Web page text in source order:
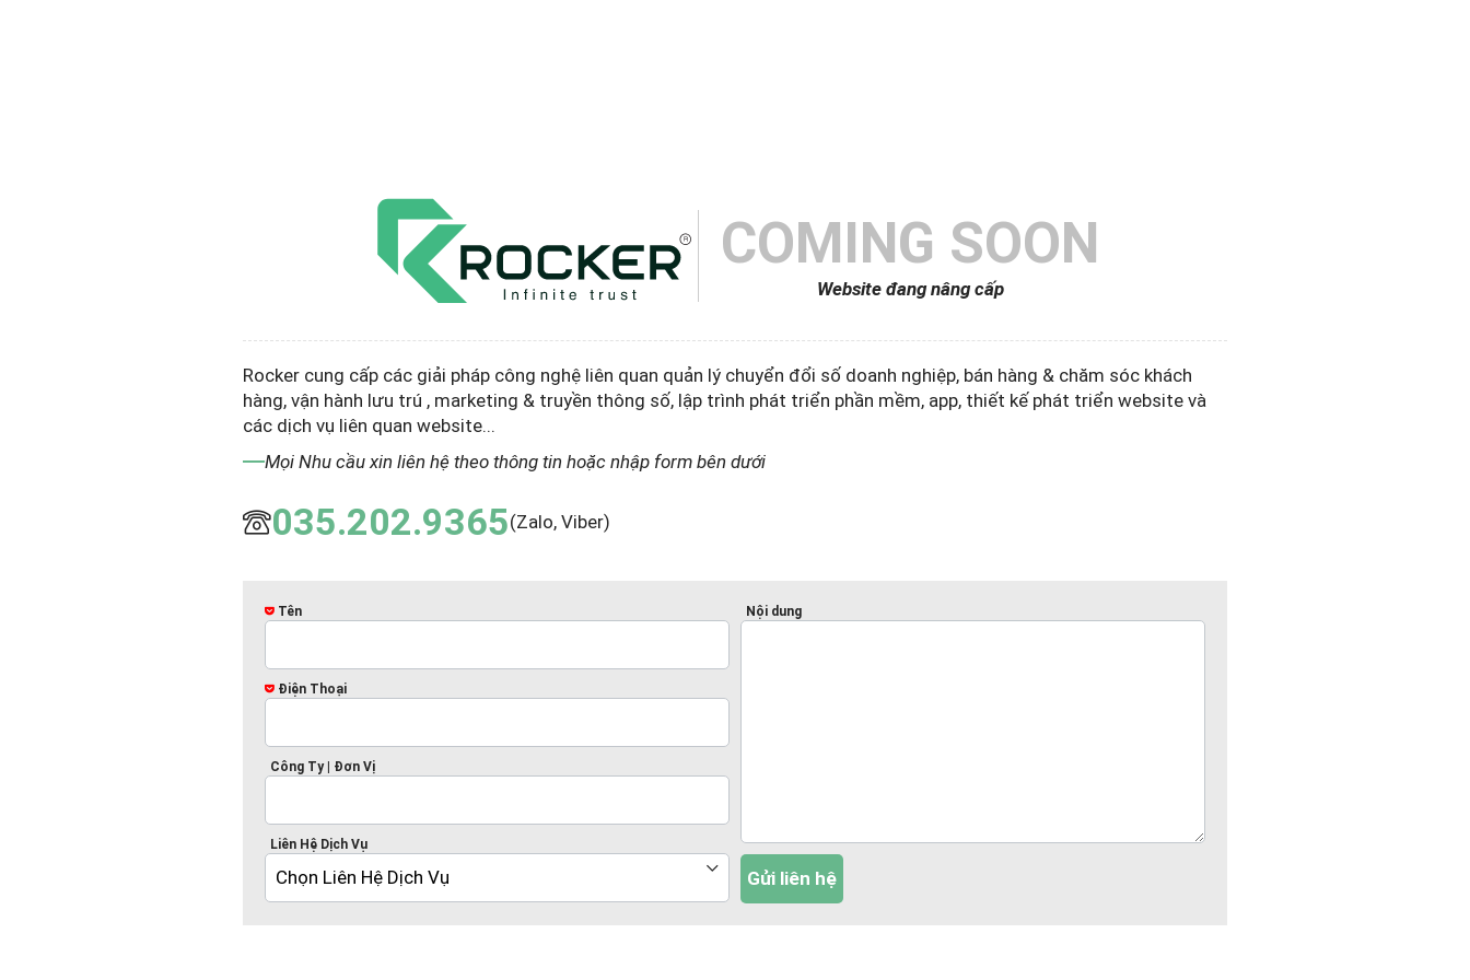
COMING SOON
Website đang nâng cấp
Rocker cung cấp các giải pháp công nghệ liên quan quản lý chuyển đổi số doanh nghiệp, bán hàng & chăm sóc khách
hàng, vận hành lưu trú , marketing & truyền thông số, lập trình phát triển phần mềm, app, thiết kế phát triển website và
các dịch vụ liên quan website...
Mọi Nhu cầu xin liên hệ theo thông tin hoặc nhập form bên dưới
035.202.9365(Zalo, Viber)
Tên
Điện Thoại
Công Ty | Đơn Vị
Liên Hệ Dịch Vụ
Nội dung
Gửi liên hệ